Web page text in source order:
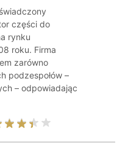
części do
rynku
roku. Firma
zarówno
podzespołów –
– odpowiadając